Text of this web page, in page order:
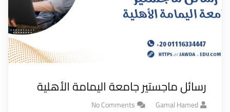
رسائل ماجستير جامعة اليمامة الأهلية
Gamal Hamed
No Comments